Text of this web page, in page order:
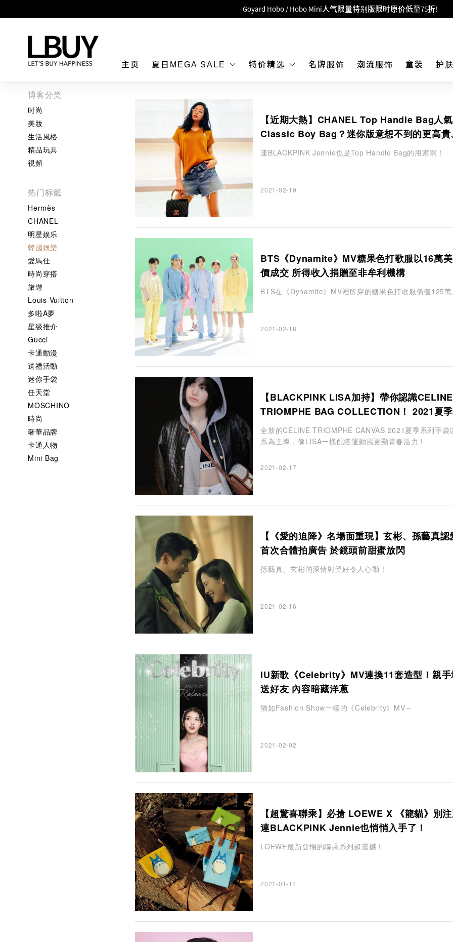
LBuy呈献 - Hermès 及 Chanel 手袋及首饰低至6折，立即入手!
重要通告：银行转帐及转数快付款注意事项
LBuy MEGA SALE 精选名牌手袋及小皮具低至6折
Goyard Hobo / Hobo Mini人气限量特别版限时原价低至75折!
主页 夏日MEGA SALE 特价精选 名牌服饰 潮流服饰 童装 护
博客分类
时尚
美妝
生活風格
精品玩具
視頻
热门标籤
Hermès
CHANEL
明星娱乐
韓國娛樂
愛馬仕
時尚穿搭
旅遊
Louis Vuitton
多啦A夢
星级推介
Gucci
卡通動漫
送禮活動
迷你手袋
任天堂
MOSCHINO
時尚
奢華品牌
卡通人物
Mini Bag
【近期大熱】CHANEL Top Handle Bag人
Classic Boy Bag？迷你版意想不到的更高貴
緻
連BLACKPINK Jennie也是Top Handle Bag的用家啊！
2021-02-19
BTS《Dynamite》MV糖果色打歌服以16萬
價成交 所得收入捐贈至非牟利機構
BTS在《Dynamite》MV裡所穿的糖果色打歌服價值125
2021-02-18
【BLACKPINK LISA加持】帶你認識CELINE
TRIOMPHE BAG COLLECTION！ 2021夏
以淡雅白色為主導
全新的CELINE TRIOMPHE CANVAS 2021夏季系列手袋
系為主導，像LISA一樣配搭運動風更顯青春活力！
2021-02-17
【《愛的迫降》名場面重現】玄彬、孫藝真認
首次合體拍廣告 於鏡頭前甜蜜放閃
孫藝真、玄彬的深情對望好令人心動！
2021-02-16
IU新歌《Celebrity》MV連換11套造型！親
送好友 內容暗藏洋蔥
猶如Fashion Show一樣的《Celebrity》MV～
2021-02-02
【超驚喜聯乘】必搶 LOEWE X 《龍貓》別
連BLACKPINK Jennie也悄悄入手了！
LOEWE最新登場的聯乘系列超震撼！
2021-01-14